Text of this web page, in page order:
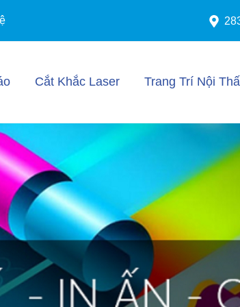
Cắt Khắc Laser Trang Trí Nội